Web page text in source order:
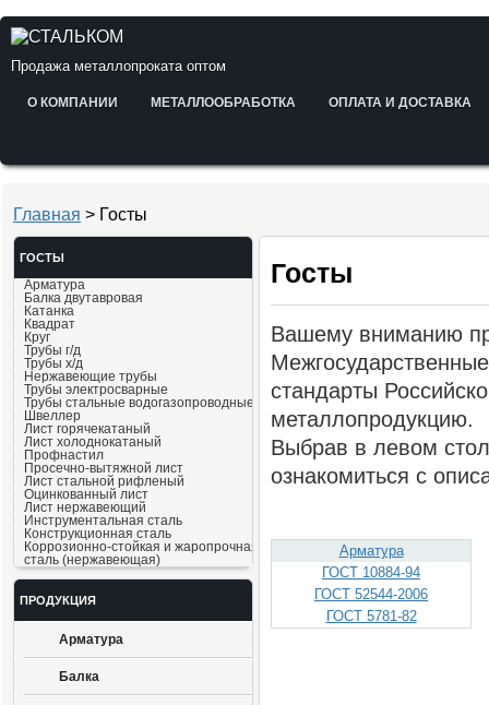
Продажа металлопроката оптом
О КОМПАНИИ МЕТАЛЛООБРАБОТКА ОПЛАТА И ДОСТАВКА
Главная > Госты
ГОСТЫ
Арматура
Балка двутавровая
Катанка
Квадрат
Круг
Трубы г/д
Трубы х/д
Нержавеющие трубы
Трубы электросварные
Трубы стальные водогазопроводные
Швеллер
Лист горячекатаный
Лист холоднокатаный
Профнастил
Просечно-вытяжной лист
Лист стальной рифленый
Оцинкованный лист
Лист нержавеющий
Инструментальная сталь
Конструкционная сталь
Коррозионно-стойкая и жаропрочная
сталь (нержавеющая)
ПРОДУКЦИЯ
Арматура
Балка
Госты
Вашему вниманию
стандарты
металлопродукцию.
Выбрав в левом
ознакомиться с
Арматура
ГОСТ 10884-94
ГОСТ 52544-2006
ГОСТ 5781-82